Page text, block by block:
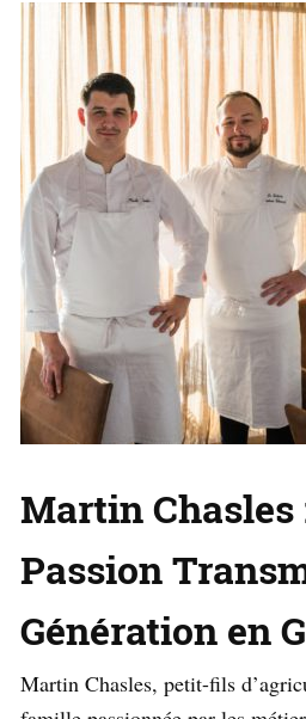
Martin Chasles
Passion
Génération en
Martin Chasles, petit-fils